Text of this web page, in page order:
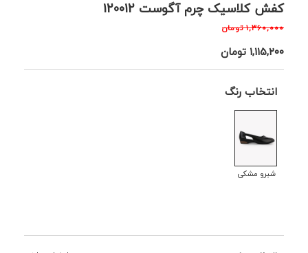
کفش کلاسیک چرم آگوست 120012
۱,۳۶۰,۰۰۰ تومان
۱,۱۱۵,۲۰۰ تومان
انتخاب رنگ
شبرو مشکی